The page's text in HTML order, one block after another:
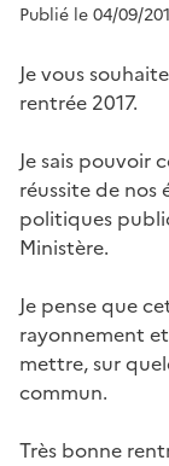
Publié le 04/09/
Je vous
rentrée 2017.
Je sais pouvoir
réussite de nos
politiques
Ministère.
Je pense que
rayonnement
mettre, sur
commun.
Très bonne